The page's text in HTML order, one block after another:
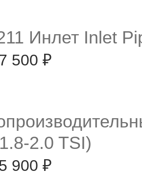
Инлет Inlet
500 ₽
2.0 TSI)
900 ₽